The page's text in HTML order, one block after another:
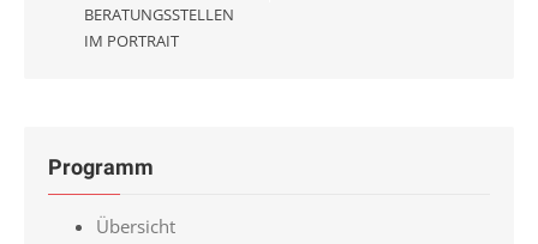
BERATUNGSSTELLEN
IM PORTRAIT
Programm
Übersicht